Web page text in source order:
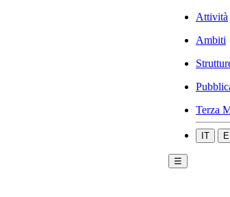
Attività
Ambiti
Terza
IT
☰